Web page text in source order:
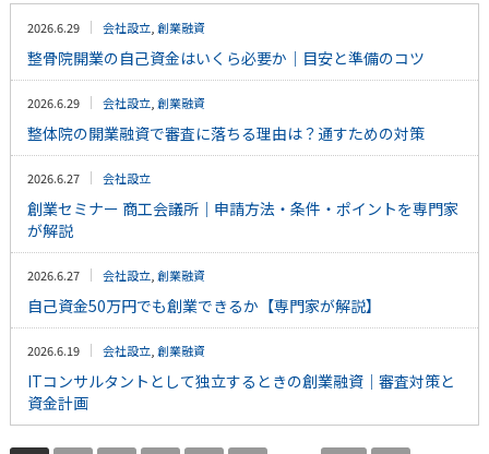
2026.6.29 会社設立, 創業融資
整骨院開業の自己資金はいくら必要か｜目安と準備のコツ
2026.6.29 会社設立, 創業融資
整体院の開業融資で審査に落ちる理由は？通すための対策
2026.6.27 会社設立
創業セミナー 商工会議所｜申請方法・条件・ポイントを専門家
が解説
2026.6.27 会社設立, 創業融資
自己資金50万円でも創業できるか【専門家が解説】
2026.6.19 会社設立, 創業融資
ITコンサルタントとして独立するときの創業融資｜審査対策と
資金計画